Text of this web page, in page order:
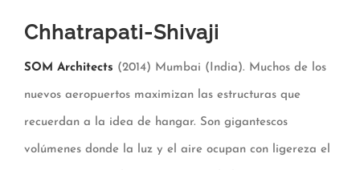
Chhatrapati-Shivaji
SOM Architects (2014) Mumbai (India). Muchos de los
nuevos aeropuertos maximizan las estructuras que
recuerdan a la idea de hangar. Son gigantescos
volúmenes donde la luz y el aire ocupan con ligereza el